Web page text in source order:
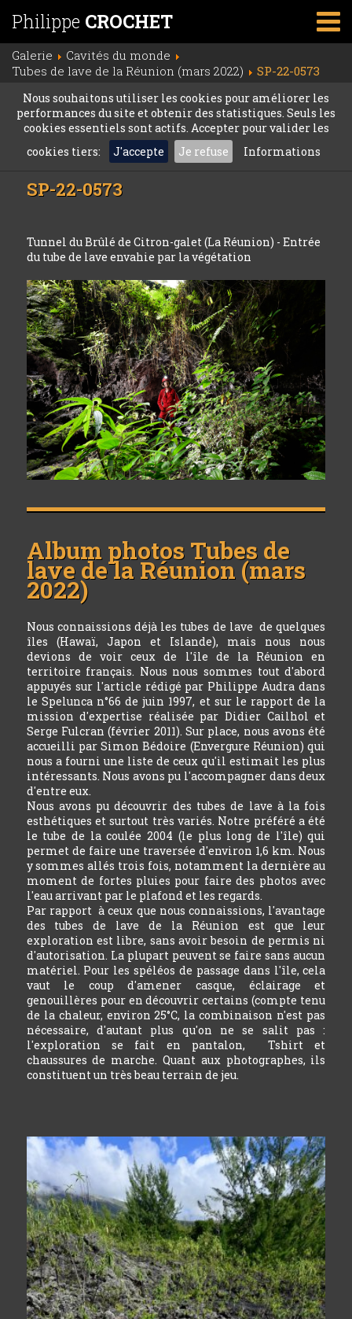
Philippe CROCHET
Galerie
Cavités du monde
Tubes de lave de la Réunion (mars 2022)
SP-22-0573
Nous souhaitons utiliser les cookies pour améliorer les
performances du site et obtenir des statistiques. Seuls les
cookies essentiels sont actifs. Accepter pour valider les
cookies tiers:
J'accepte Je refuse Informations
SP-22-0573
Tunnel du Brûlé de Citron-galet (La Réunion) - Entrée
du tube de lave envahie par la végétation
Album photos Tubes de
lave de la Réunion (mars
2022)
Nous connaissions déjà les tubes de lave de quelques
îles (Hawaï, Japon et Islande), mais nous nous
devions de voir ceux de l'île de la Réunion en
territoire français. Nous nous sommes tout d'abord
appuyés sur l'article rédigé par Philippe Audra dans
le Spelunca n°66 de juin 1997, et sur le rapport de la
mission d'expertise réalisée par Didier Cailhol et
Serge Fulcran (février 2011). Sur place, nous avons été
accueilli par Simon Bédoire (Envergure Réunion) qui
nous a fourni une liste de ceux qu'il estimait les plus
intéressants. Nous avons pu l'accompagner dans deux
d'entre eux.
Nous avons pu découvrir des tubes de lave à la fois
esthétiques et surtout très variés. Notre préféré a été
le tube de la coulée 2004 (le plus long de l'île) qui
permet de faire une traversée d'environ 1,6 km. Nous
y sommes allés trois fois, notamment la dernière au
moment de fortes pluies pour faire des photos avec
l'eau arrivant par le plafond et les regards.
Par rapport à ceux que nous connaissions, l'avantage
des tubes de lave de la Réunion est que leur
exploration est libre, sans avoir besoin de permis ni
d'autorisation. La plupart peuvent se faire sans aucun
matériel. Pour les spéléos de passage dans l'île, cela
vaut le coup d'amener casque, éclairage et
genouillères pour en découvrir certains (compte tenu
de la chaleur, environ 25°C, la combinaison n'est pas
nécessaire, d'autant plus qu'on ne se salit pas :
l'exploration se fait en pantalon, Tshirt et
chaussures de marche. Quant aux photographes, ils
constituent un très beau terrain de jeu.